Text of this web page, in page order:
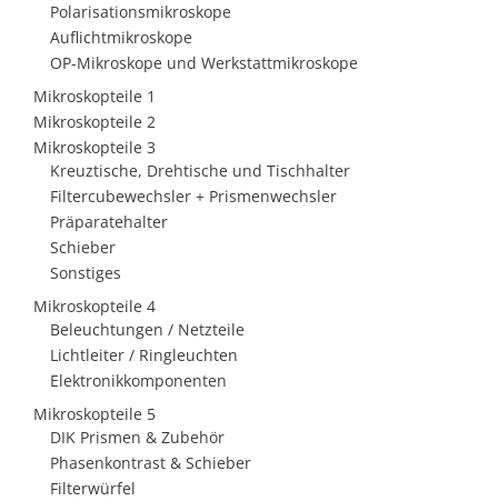
Polarisationsmikroskope
Auflichtmikroskope
OP-Mikroskope und Werkstattmikroskope
Mikroskopteile 1
Mikroskopteile 2
Mikroskopteile 3
Kreuztische, Drehtische und Tischhalter
Filtercubewechsler + Prismenwechsler
Präparatehalter
Schieber
Sonstiges
Mikroskopteile 4
Beleuchtungen / Netzteile
Lichtleiter / Ringleuchten
Elektronikkomponenten
Mikroskopteile 5
DIK Prismen & Zubehör
Phasenkontrast & Schieber
Filterwürfel